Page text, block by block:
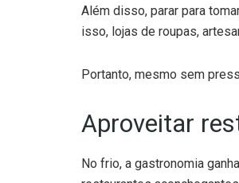
Além disso, parar para
isso, lojas de roupas,
Portanto, mesmo sem
Aproveitar
No frio, a gastronomia